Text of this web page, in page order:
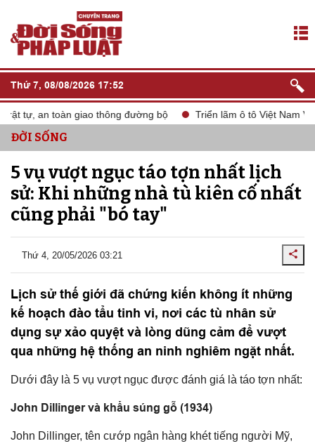
Thứ 7, 08/08/2026 17:52
tự, an toàn giao thông đường bộ Triển lãm ô tô Việt Nam VMS
ĐỜI SỐNG
5 vụ vượt ngục táo tợn nhất lịch
sử: Khi những nhà tù kiên cố nhất
cũng phải "bó tay"
Thứ 4, 20/05/2026 03:21
Lịch sử thế giới đã chứng kiến không ít những
kế hoạch đào tẩu tinh vi, nơi các tù nhân sử
dụng sự xảo quyệt và lòng dũng cảm để vượt
qua những hệ thống an ninh nghiêm ngặt nhất.
Dưới đây là 5 vụ vượt ngục được đánh giá là táo tợn nhất:
John Dillinger và khẩu súng gỗ (1934)
John Dillinger, tên cướp ngân hàng khét tiếng người Mỹ,